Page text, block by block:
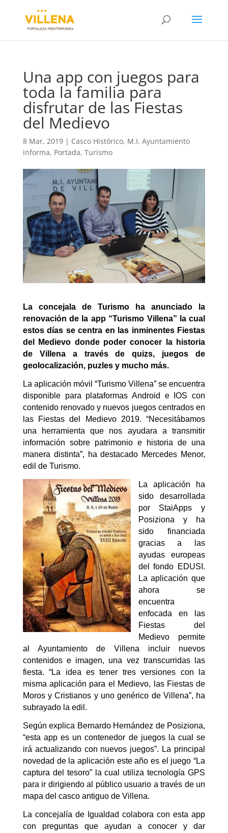
Una app con juegos para
toda la familia para
disfrutar de las Fiestas
del Medievo
8 Mar, 2019| Casco Histórico, M.I. Ayuntamiento
informa, Portada, Turismo
La concejala de Turismo ha anunciado la
renovación de la app “Turismo Villena” la cual
estos días se centra en las inminentes Fiestas
del Medievo donde poder conocer la historia
de Villena a través de quizs, juegos de
geolocalización, puzles y mucho más.
La aplicación móvil “Turismo Villena” se encuentra
disponible para plataformas Android e IOS con
contenido renovado y nuevos juegos centrados en
las Fiestas del Medievo 2019. “Necesitábamos
una herramienta que nos ayudara a transmitir
información sobre patrimonio e historia de una
manera distinta”, ha destacado Mercedes Menor,
edil de Turismo.
La aplicación ha
sido desarrollada
por StaiApps y
Posiziona y ha
sido financiada
gracias a las
ayudas europeas
del fondo EDUSI.
La aplicación que
ahora se
encuentra
enfocada en las
Fiestas del
Medievo permite
al Ayuntamiento de Villena incluir nuevos
contenidos e imagen, una vez transcurridas las
fiesta. “La idea es tener tres versiones con la
misma aplicación para el Medievo, las Fiestas de
Moros y Cristianos y uno genérico de Villena”, ha
subrayado la edil.
Según explica Bernardo Hernández de Posiziona,
“esta app es un contenedor de juegos la cual se
irá actualizando con nuevos juegos”. La principal
novedad de la aplicación este año es el juego “La
captura del tesoro” la cual utiliza tecnología GPS
para ir dirigiendo al público usuario a través de un
mapa del casco antiguo de Villena.
La concejalía de Igualdad colabora con esta app
con preguntas que ayudan a conocer y dar